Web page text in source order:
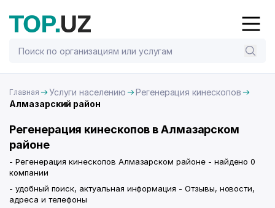
Главная Услуги населению
Регенерация кинескопов
Алмазарский район
Регенерация кинескопов в Алмазарском
районе
- Регенерация кинескопов Алмазарском районе - найдено 0
компании
- удобный поиск, актуальная информация - Отзывы, новости,
адреса и телефоны